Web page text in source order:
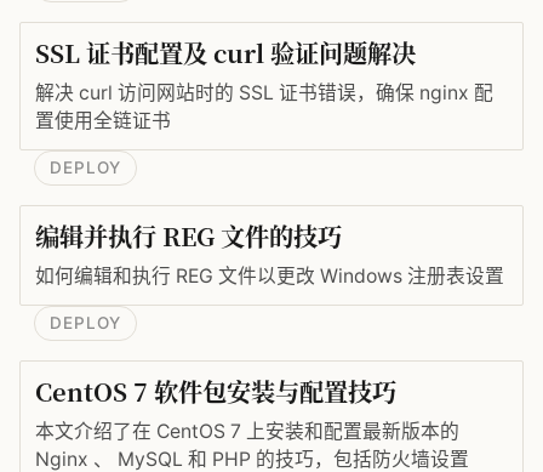
SSL 证书配置及 curl 验证问题解决
解决 curl 访问网站时的 SSL 证书错误，确保 nginx 配
置使用全链证书
DEPLOY
编辑并执行 REG 文件的技巧
如何编辑和执行 REG 文件以更改 Windows 注册表设置
DEPLOY
CentOS 7 软件包安装与配置技巧
本文介绍了在 CentOS 7 上安装和配置最新版本的
Nginx 、 MySQL 和 PHP 的技巧，包括防火墙设置